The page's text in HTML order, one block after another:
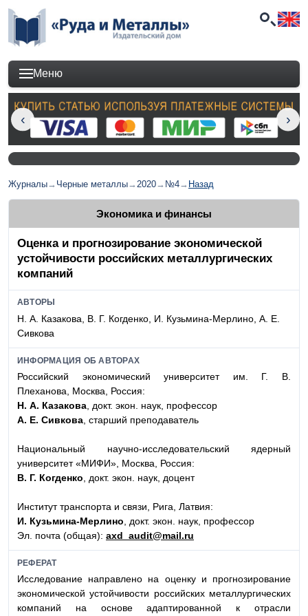
Меню
Журналы→ Черные металлы→2020→ №4→ Назад
Экономика и финансы
Оценка и прогнозирование экономической
устойчивости российских металлургических
компаний
АВТОРЫ
Н. А. Казакова, В. Г. Когденко, И. Кузьмина-Мерлино, А. Е.
Сивкова
ИНФОРМАЦИЯ ОБ АВТОРАХ
Российский экономический университет им. Г. В.
Плеханова, Москва, Россия:
Н. А. Казакова , докт. экон. наук, профессор
А. Е. Сивкова , старший преподаватель
Национальный научно-исследовательский ядерный
университет «МИФИ», Москва, Россия:
В. Г. Когденко , докт. экон. наук, доцент
Институт транспорта и связи, Рига, Латвия:
И. Кузьмина-Мерлино , докт. экон. наук, профессор
Эл. почта (общая): axd_audit@mail.ru
РЕФЕРАТ
Исследование направлено на оценку и прогнозирование
экономической устойчивости российских металлургических
компаний на основе адаптированной к отрасли